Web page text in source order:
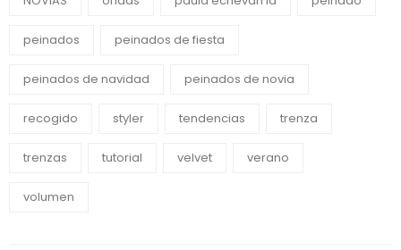
peinados peinados de fiesta
peinados de navidad peinados de novia
recogido styler tendencias trenza
trenzas tutorial velvet verano
volumen